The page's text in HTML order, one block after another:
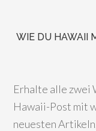
WIE DU HAWAII
Erhalte alle zwei
Hawaii-Post mit
neuesten